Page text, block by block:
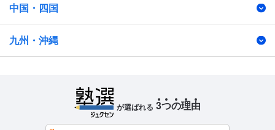
中国・四国
九州・沖縄
が選ばれる 3つの理由